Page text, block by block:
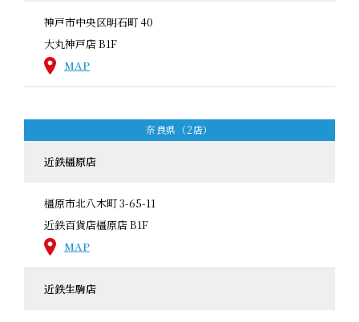
神戸市中央区明石町 40
大丸神戸店 B1F
MAP
奈良県（2店）
近鉄橿原店
橿原市北八木町 3-65-11
近鉄百貨店橿原店 B1F
MAP
近鉄生駒店